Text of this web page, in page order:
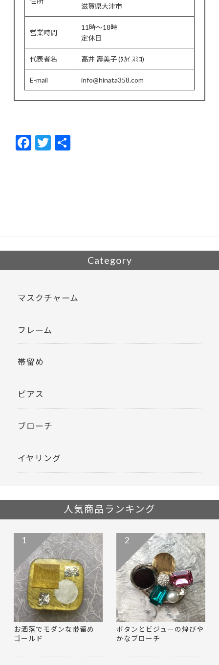
滋賀県大津市
営業時間
11時～18時
定休日
代表者名 高井 壽美子 (ﾀｶｲ ｽﾐｺ)
E-mail info@hinata358.com
F
ac
T
w
Category
マスクチャーム
フレーム
帯留め
ピアス
ブローチ
イヤリング
人気商品ランキング
お洒落でモダンな帯留め
ゴールド
1
ボタンとビジューの煌びや
かなブローチ
2